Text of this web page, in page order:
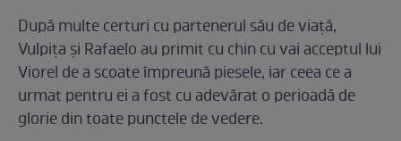
După multe certuri cu partenerul său de viață,
Vulpița și Rafaelo au primit cu chin cu vai acceptul lui
Viorel de a scoate împreună piesele, iar ceea ce a
urmat pentru ei a fost cu adevărat o perioadă de
glorie din toate punctele de vedere.